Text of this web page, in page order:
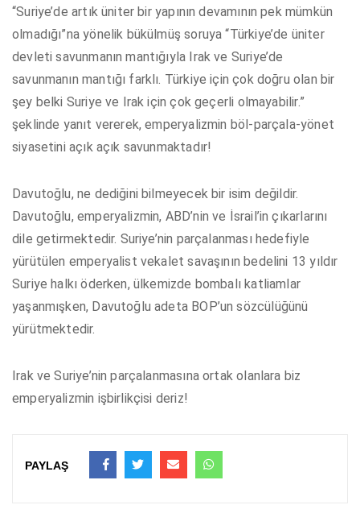
“Suriye’de artık üniter bir yapının devamının pek mümkün
olmadığı”na yönelik bükülmüş soruya “Türkiye’de üniter
devleti savunmanın mantığıyla Irak ve Suriye’de
savunmanın mantığı farklı. Türkiye için çok doğru olan bir
şey belki Suriye ve Irak için çok geçerli olmayabilir.”
şeklinde yanıt vererek, emperyalizmin böl-parçala-yönet
siyasetini açık açık savunmaktadır!
Davutoğlu, ne dediğini bilmeyecek bir isim değildir.
Davutoğlu, emperyalizmin, ABD’nin ve İsrail’in çıkarlarını
dile getirmektedir. Suriye’nin parçalanması hedefiyle
yürütülen emperyalist vekalet savaşının bedelini 13 yıldır
Suriye halkı öderken, ülkemizde bombalı katliamlar
yaşanmışken, Davutoğlu adeta BOP’un sözcülüğünü
yürütmektedir.
Irak ve Suriye’nin parçalanmasına ortak olanlara biz
emperyalizmin işbirlikçisi deriz!
PAYLAŞ